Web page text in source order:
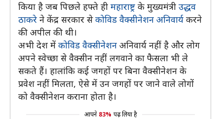
किया है जब पिछले हफ्ते ही महाराष्ट्र के मुख्यमंत्री उद्धव
ठाकरे ने केंद्र सरकार सेकोविड वैक्सीनेशन अनिवार्य करने
की अपील की थी।
अभी देश में कोविड वैक्सीनेशन अनिवार्य नहीं है और लोग
अपने स्वेच्छा से वैक्सीन नहीं लगवाने का फैसला भी ले
सकते हैं। हालांकि कई जगहों पर बिना वैक्सीनेशन के
प्रवेश नहीं मिलता, ऐसे में उन जगहों पर जाने वाले लोगों
को वैक्सीनेशन कराना होता है।
आपने 83% पढ़ लिया है